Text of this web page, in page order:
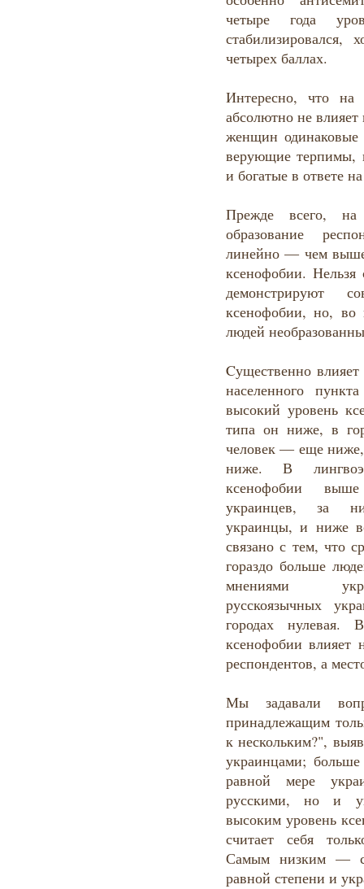
четыре года
четырех баллах.
Интересно, что на
абсолютно не
женщин одинаковые
верующие терпимы,
и богатые в ответе
Прежде всего, на
образование
линейно — чем выше
ксенофобии. Нельзя
демонстрируют
ксенофобии, но,
людей
Cущественно
населенного
высокий уровень
типа он ниже, в
человек — еще
ниже. В
ксенофобии
украинцев, за
украинцы, и ниже
связано с тем, что
гораздо больше
мнениями
русскоязычных
городах нулевая.
ксенофобии влияет
респондентов, а
Мы задавали
принадлежащим
к нескольким?",
украинцами;
равной мере
русскими, но и
высоким уровень
считает себя
Самым низким —
равной степени и